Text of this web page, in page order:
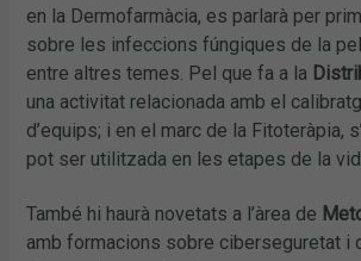
en la Dermofarmàcia, es parlarà per
sobre les infeccions fúngiques de la
entre altres temes. Pel que fa a la
una activitat relacionada amb el
d’equips; i en el marc de la Fitoteràpia,
pot ser utilitzada en les etapes de la
També hi haurà novetats a l’àrea de
amb formacions sobre ciberseguretat i